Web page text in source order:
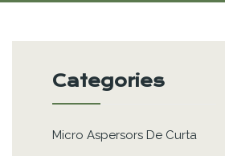
Categories
Micro Aspersors De Curta